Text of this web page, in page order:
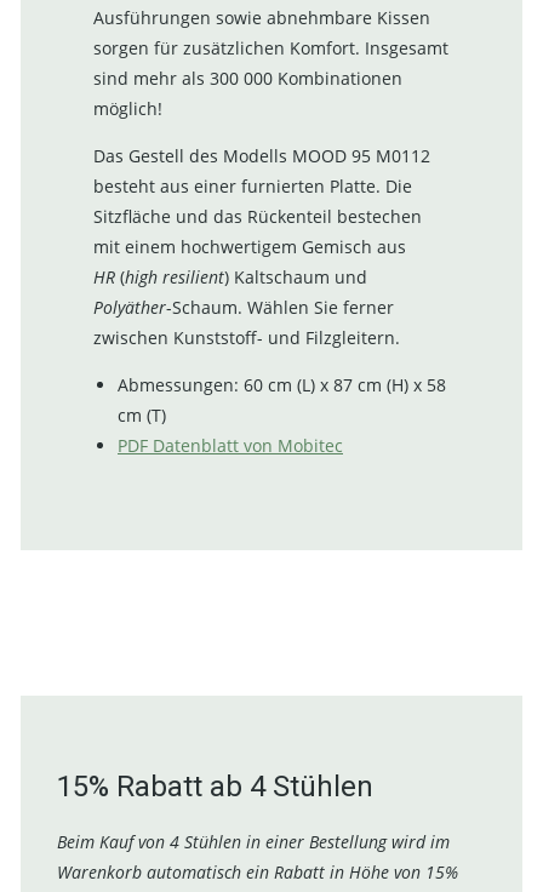
Ausführungen sowie abnehmbare Kissen
sorgen für zusätzlichen Komfort. Insgesamt
sind mehr als 300 000 Kombinationen
möglich!
Das Gestell des Modells MOOD 95 M0112
besteht aus einer furnierten Platte. Die
Sitzfläche und das Rückenteil bestechen
mit einem hochwertigem Gemisch aus
HR (high resilient) Kaltschaum und
Polyäther-Schaum. Wählen Sie ferner
zwischen Kunststoff- und Filzgleitern.
Abmessungen: 60 cm (L) x 87 cm (H) x 58
cm (T)
PDF Datenblatt von Mobitec
15% Rabatt ab 4 Stühlen
Beim Kauf von 4 Stühlen in einer Bestellung wird im
Warenkorb automatisch ein Rabatt in Höhe von 15%